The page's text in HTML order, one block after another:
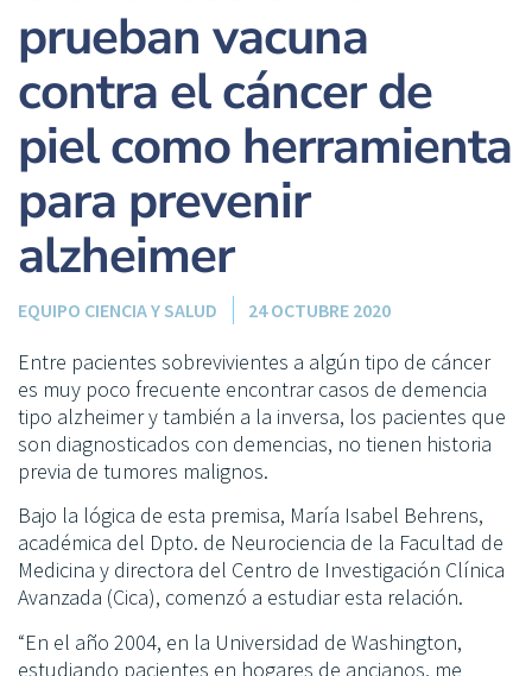
prueban vacuna
contra el cáncer de
piel como herramienta
para prevenir
alzheimer
EQUIPO CIENCIA Y SALUD 24 OCTUBRE 2020
Entre pacientes sobrevivientes a algún tipo de cáncer
es muy poco frecuente encontrar casos de demencia
tipo alzheimer y también a la inversa, los pacientes que
son diagnosticados con demencias, no tienen historia
previa de tumores malignos.
Bajo la lógica de esta premisa, María Isabel Behrens,
académica del Dpto. de Neurociencia de la Facultad de
Medicina y directora del Centro de Investigación Clínica
Avanzada (Cica), comenzó a estudiar esta relación.
“En el año 2004, en la Universidad de Washington,
estudiando pacientes en hogares de ancianos, me